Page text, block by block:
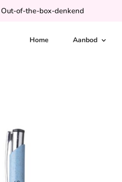
Out-of-the-box-denkend
Home Aanbod